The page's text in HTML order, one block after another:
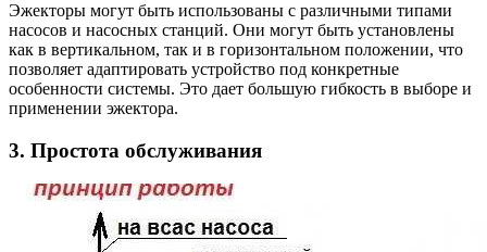
Эжекторы могут быть использованы с различными типами
насосов и насосных станций. Они могут быть установлены
как в вертикальном, так и в горизонтальном положении, что
позволяет адаптировать устройство под конкретные
особенности системы. Это дает большую гибкость в выборе и
применении эжектора.
3. Простота обслуживания